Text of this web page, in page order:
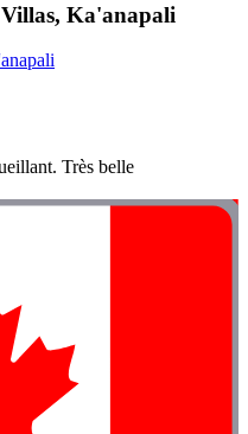
Villas, Ka'anapali
Très belle